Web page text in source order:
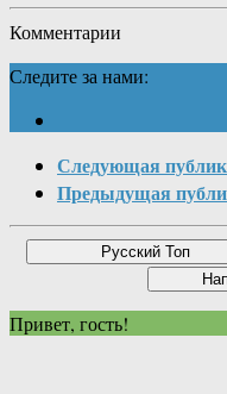
Комментарии
Следите за нами:
Следующая
Предыдущая
Привет, гость!